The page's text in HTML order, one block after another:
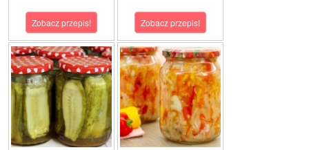
Zobacz przepis! Zobacz przepis!